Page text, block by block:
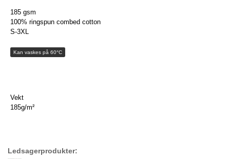
185 gsm
100% ringspun combed cotton
S-3XL
Kan vaskes på 60°C
Vekt
185g/m²
Ledsagerprodukter: